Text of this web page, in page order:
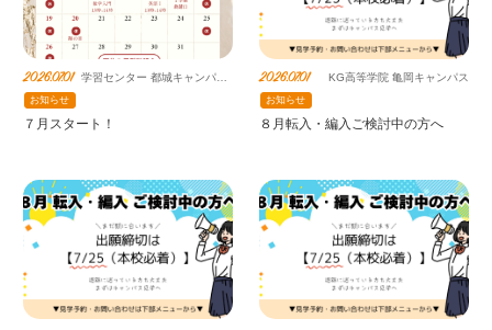
2026.07.01
学習センター 都城キャンパス
お知らせ
７月スタート！
2026.07.01 KG高等学院 亀岡キャンパス
お知らせ
８月転入・編入ご検討中の方へ